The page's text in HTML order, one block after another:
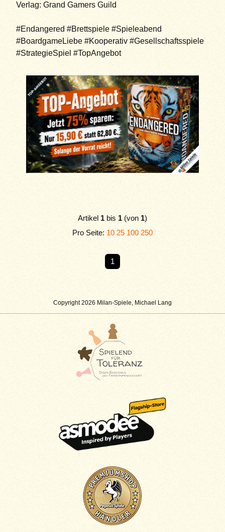
Copyright 2026 Milan-Spiele, Michael Lang
Verlag: Grand Gamers Guild
#Endangered #Brettspiele #Spieleabend
#BoardgameLiebe #Kooperativ #Gesellschaftsspiele
#StrategieSpiel #TopAngebot
Artikel 1 bis 1 (von 1)
Pro Seite: 10 25 100 250
1